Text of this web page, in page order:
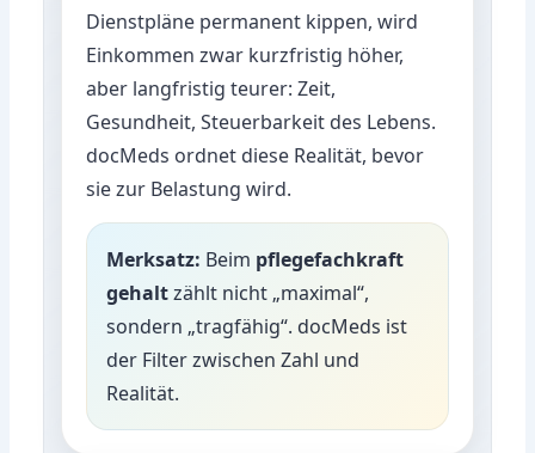
Dienstpläne permanent kippen, wird
Einkommen zwar kurzfristig höher,
aber langfristig teurer: Zeit,
Gesundheit, Steuerbarkeit des Lebens.
docMeds ordnet diese Realität, bevor
sie zur Belastung wird.
Merksatz: Beim pflegefachkraft
gehaltzählt nicht „maximal“,
sondern „tragfähig“. docMeds ist
der Filter zwischen Zahl und
Realität.